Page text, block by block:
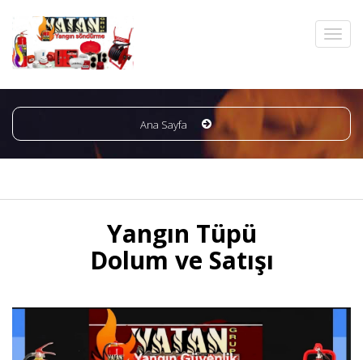
Ana Sayfa
Yangın Tüpü
Dolum ve Satışı